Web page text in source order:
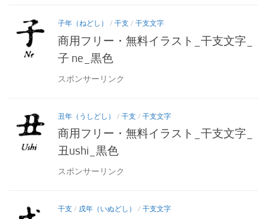
子年（ねどし） / 干支 / 干支文字
商用フリー・無料イラスト_干支文字_
子 ne_黒色
スポンサーリンク
丑年（うしどし） / 干支 / 干支文字
商用フリー・無料イラスト_干支文字_
丑ushi_黒色
スポンサーリンク
干支 / 戌年（いぬどし） / 干支文字